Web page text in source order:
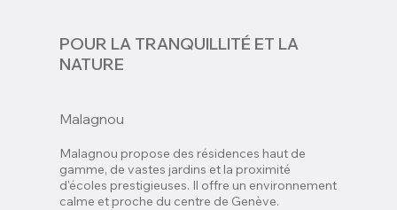
POUR LA TRANQUILLITÉ ET LA
NATURE
Malagnou
Malagnou propose des résidences haut de
gamme, de vastes jardins et la proximité
d'écoles prestigieuses. Il offre un environnement
calme et proche du centre de Genève.